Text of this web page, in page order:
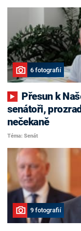
6 fotografií
senátoři,
nečekaně
Téma: Senát
9 fotografií